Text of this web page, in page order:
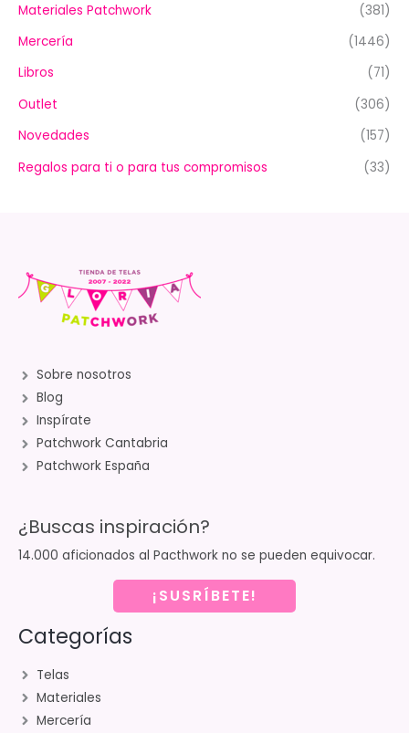
Materiales Patchwork
(381)
Mercería
(1446)
Libros
(71)
Outlet
(306)
Novedades
(157)
Regalos para ti o para tus compromisos
(33)
Sobre nosotros
Blog
Inspírate
Patchwork Cantabria
Patchwork España
¿Buscas inspiración?
14.000 aficionados al Pacthwork no se pueden equivocar.
¡SUSRÍBETE!
Categorías
Telas
Materiales
Mercería